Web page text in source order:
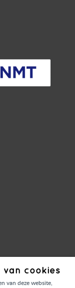
cookies
van deze website,